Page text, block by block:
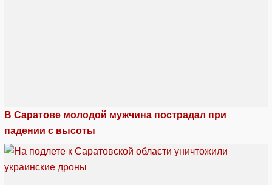
В Саратове молодой мужчина пострадал при
падении с высоты